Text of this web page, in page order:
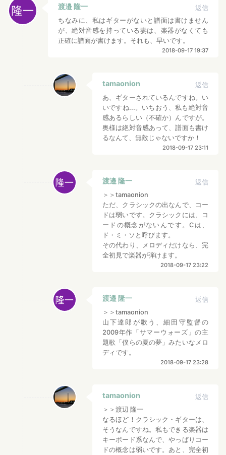
渡邉 隆一
返信
ちなみに、私はギターがないと譜面は書けません
が、絶対音感を持っている妻は、楽器がなくても
正確に譜面が書けます。それも、早いです。
2018-09-17 19:37
tamaonion
返信
あ、ギターされているんですね。い
いですね...。いちおう、私も絶対音
感あるらしい（不確か）んですが。
奥様は絶対音感あって、譜面も書け
るなんて、無敵じゃないですか！
2018-09-17 23:11
渡邉 隆一
返信
＞＞tamaonion
ただ、クラシックの出なんで、コー
ドは弱いです。クラシックには、コ
ードの概念がないんです。Cは、
ド・ミ・ソと呼びます。
その代わり、メロディだけなら、完
全初見で楽器が弾けます。
2018-09-17 23:22
渡邉 隆一
返信
＞＞tamaonion
山下達郎が歌う、細田守監督の
2009年作「サマーウォーズ」の主
題歌「僕らの夏の夢」みたいなメロ
ディです。
2018-09-17 23:28
tamaonion
返信
＞＞渡辺 隆一
なるほど！クラシック・ギターは、
そうなんですね。私もできる楽器は
キーボード系なんで、やっぱりコー
ドの概念は弱いです。あと、完全初